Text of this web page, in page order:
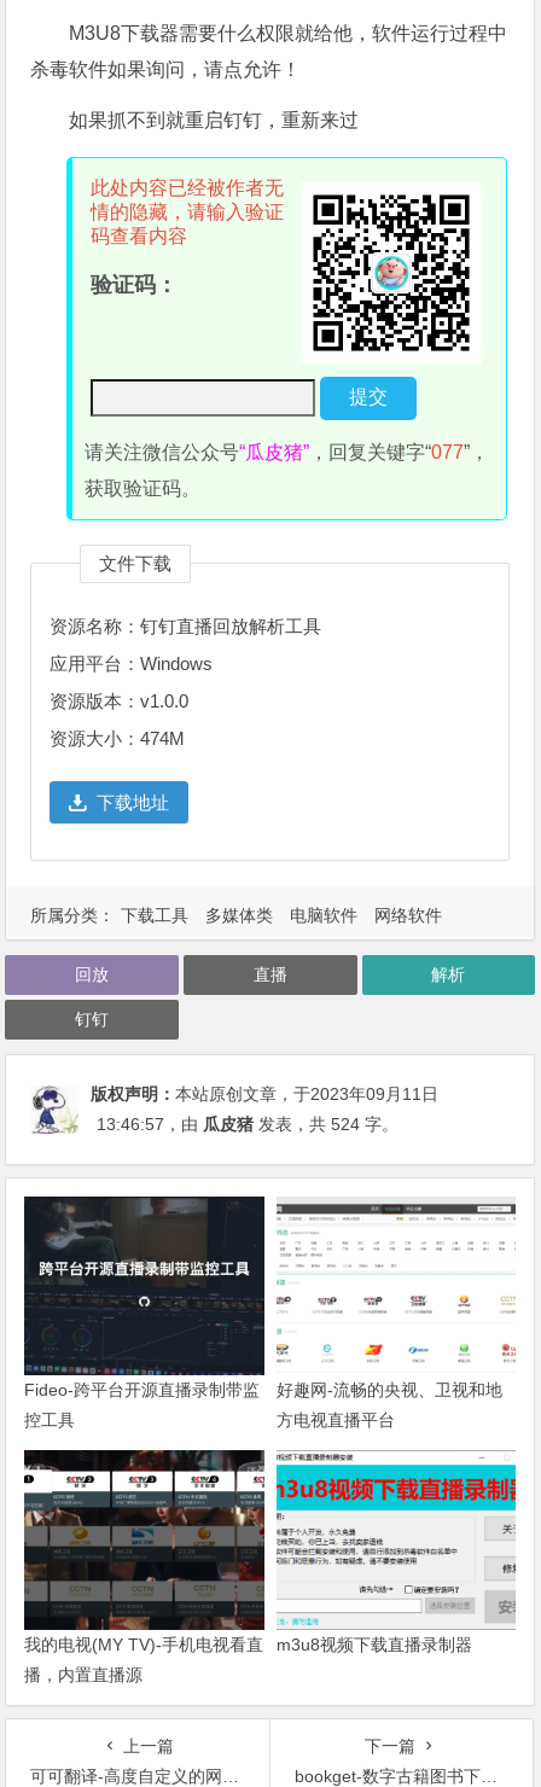
M3U8下载器需要什么权限就给他，软件运行过程中
杀毒软件如果询问，请点允许！
如果抓不到就重启钉钉，重新来过
此处内容已经被作者无
情的隐藏，请输入验证
码查看内容
验证码：
请关注微信公众号“瓜皮猪” ，回复关键字“077”，
获取验证码。
文件下载
资源名称：钉钉直播回放解析工具
应用平台：Windows
资源版本：v1.0.0
资源大小：474M
下载地址
所属分类： 下载工具 多媒体类 电脑软件 网络软件
回放 直播 解析
钉钉
版权声明：本站原创文章，于2023年09月11日
13:46:57 ，由 瓜皮猪 发表，共 524 字。
Fideo-跨平台开源直播录制带监
控工具
好趣网-流畅的央视、卫视和地
方电视直播平台
我的电视(MY TV)-手机电视看直
播，内置直播源
m3u8视频下载直播录制器
上一篇
可可翻译-高度自定义的网页翻译工具！复活Google翻译
下一篇
bookget-数字古籍图书下载工具